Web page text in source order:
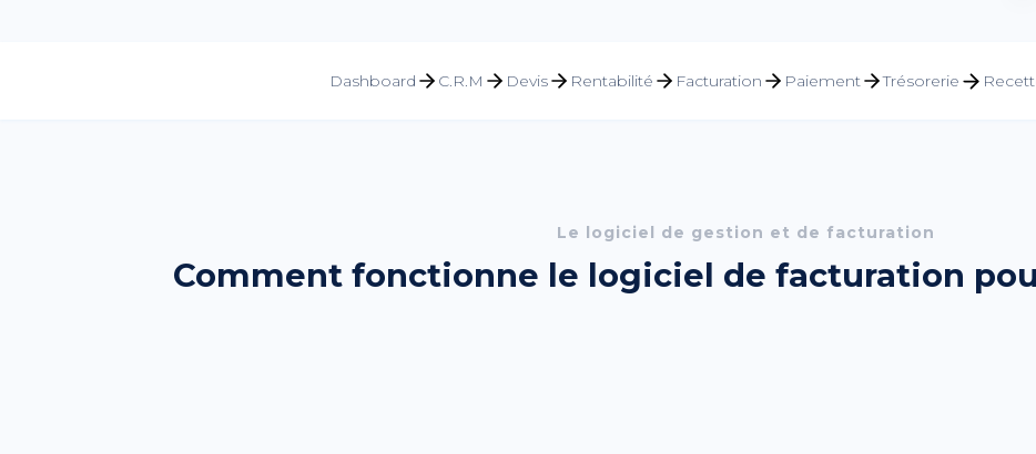
Dashboard C.R.M Devis Rentabilité Facturation Paiement Trésorerie
Le logiciel de gestion et de facturation
Comment fonctionne le logiciel de facturation